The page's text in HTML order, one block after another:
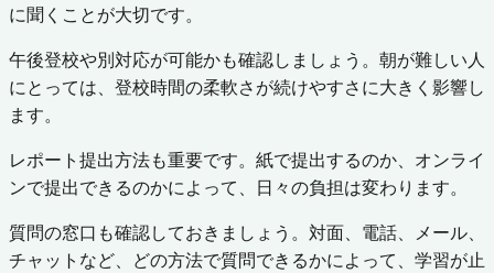
に聞くことが大切です。
午後登校や別対応が可能かも確認しましょう。朝が難しい人
にとっては、登校時間の柔軟さが続けやすさに大きく影響し
ます。
レポート提出方法も重要です。紙で提出するのか、オンライ
ンで提出できるのかによって、日々の負担は変わります。
質問の窓口も確認しておきましょう。対面、電話、メール、
チャットなど、どの方法で質問できるかによって、学習が止